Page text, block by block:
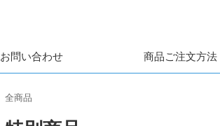
お問い合わせ 商品ご注文方法
全商品